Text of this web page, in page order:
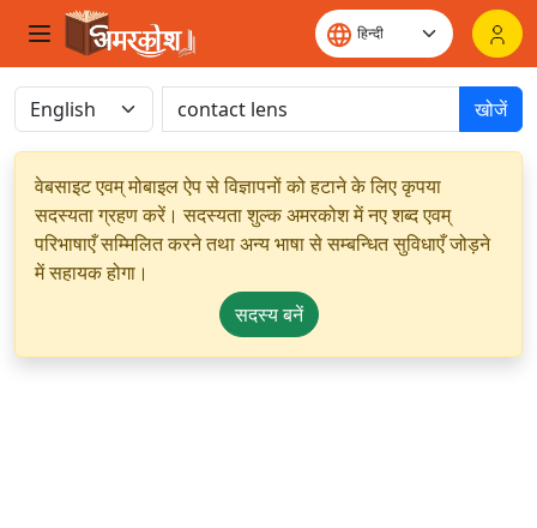
खोजें
वेबसाइट एवम् मोबाइल ऐप से विज्ञापनों को हटाने के लिए कृपया
सदस्यता ग्रहण करें। सदस्यता शुल्क अमरकोश में नए शब्द एवम्
परिभाषाएँ सम्मिलित करने तथा अन्य भाषा से सम्बन्धित सुविधाएँ जोड़ने
में सहायक होगा।
सदस्य बनें